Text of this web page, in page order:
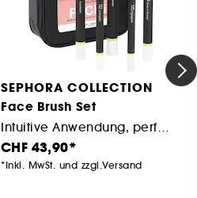
SEPHORA COLLECTION
Face Brush Set
Intuitive Anwendung, perfektes Finish
CHF 43,90
*Inkl. MwSt. und zzgl.Versand